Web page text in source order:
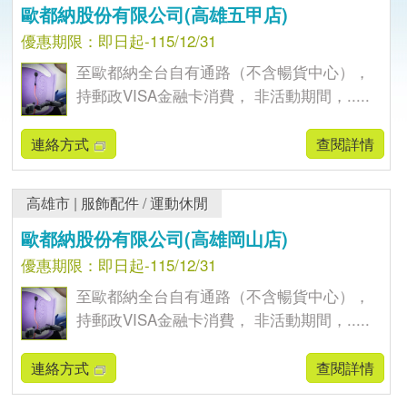
歐都納股份有限公司(高雄五甲店)
優惠期限：即日起-115/12/31
至歐都納全台自有通路（不含暢貨中心），
持郵政VISA金融卡消費， 非活動期間，.....
連絡方式 查閱詳情
高雄市 | 服飾配件/運動休閒
歐都納股份有限公司(高雄岡山店)
優惠期限：即日起-115/12/31
至歐都納全台自有通路（不含暢貨中心），
持郵政VISA金融卡消費， 非活動期間，.....
連絡方式 查閱詳情